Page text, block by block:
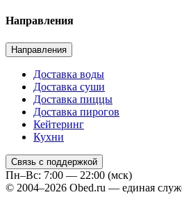
Направления
Направления
Доставка воды
Доставка суши
Доставка пиццы
Доставка пирогов
Кейтеринг
Кухни
Связь с поддержкой
Пн–Вс: 7:00 — 22:00 (мск)
© 2004–2026 Obed.ru — единая